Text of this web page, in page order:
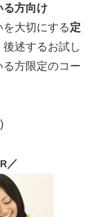
る方向け
大切にする定
述するお試し
る方限定のコー
)
／